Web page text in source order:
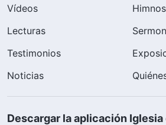
Vídeos
Himnos
Lecturas
Testimonios
Noticias
Descargar la aplicación Iglesia